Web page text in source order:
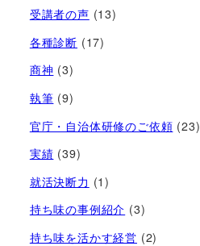
受講者の声 (13)
各種診断 (17)
商神 (3)
執筆 (9)
官庁・自治体研修のご依頼 (23)
実績 (39)
就活決断力 (1)
持ち味の事例紹介 (3)
持ち味を活かす経営​ (2)